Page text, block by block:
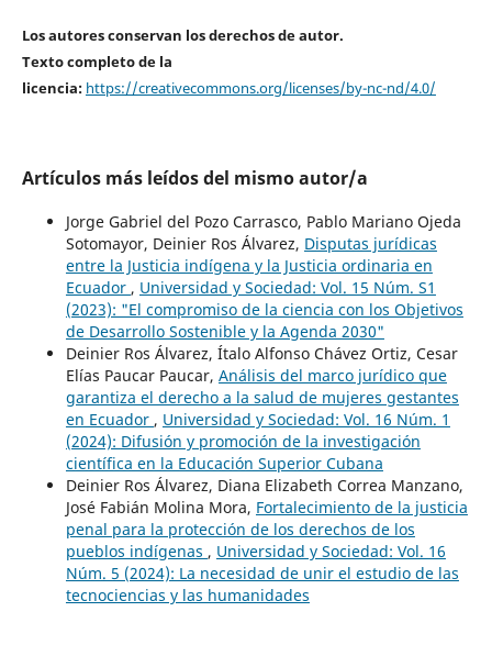
Los autores conservan los derechos de autor.
Texto completo de la
licencia: https://creativecommons.org/licenses/by-nc-nd/4.0/
Artículos más leídos del mismo autor/a
Jorge Gabriel del Pozo Carrasco, Pablo Mariano Ojeda
Sotomayor, Deinier Ros Álvarez, Disputas jurídicas
entre la Justicia indígena y la Justicia ordinaria en
Ecuador , Universidad y Sociedad: Vol. 15 Núm. S1
(2023): "El compromiso de la ciencia con los Objetivos
de Desarrollo Sostenible y la Agenda 2030"
Deinier Ros Álvarez, Ítalo Alfonso Chávez Ortiz, Cesar
Elías Paucar Paucar, Análisis del marco jurídico que
garantiza el derecho a la salud de mujeres gestantes
en Ecuador , Universidad y Sociedad: Vol. 16 Núm. 1
(2024): Difusión y promoción de la investigación
científica en la Educación Superior Cubana
Deinier Ros Álvarez, Diana Elizabeth Correa Manzano,
José Fabián Molina Mora, Fortalecimiento de la justicia
penal para la protección de los derechos de los
pueblos indígenas , Universidad y Sociedad: Vol. 16
Núm. 5 (2024): La necesidad de unir el estudio de las
tecnociencias y las humanidades